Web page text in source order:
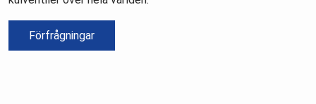
Förfrågningar